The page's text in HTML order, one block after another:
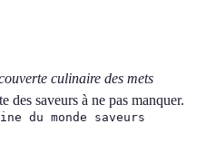
culinaire des mets
des saveurs à ne pas manquer.
du monde saveurs